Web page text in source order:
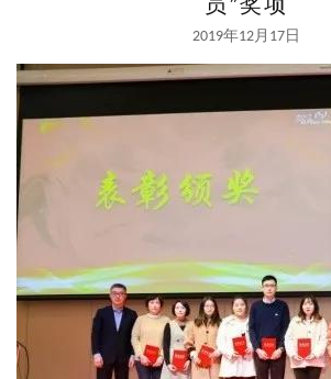
员”奖项
2019年12月17日